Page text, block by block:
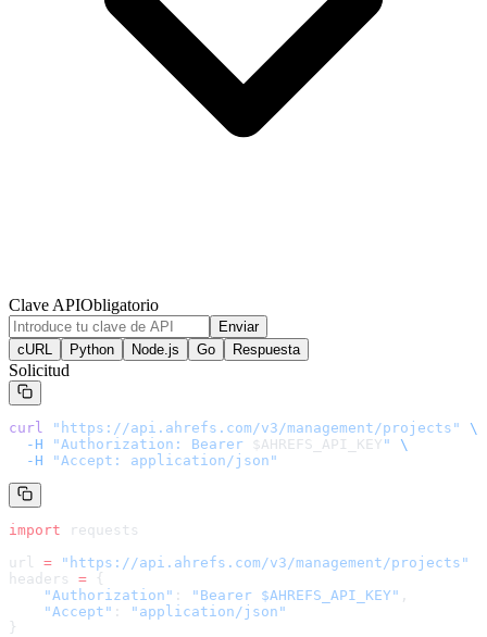
Clave APIObligatorio
Enviar
cURL
Python Node.js Go Respuesta
Solicitud
curl " https://api.ahrefs.com/v3/management/projects "
\
  -H
"Authorization: Bearer $AHREFS_API_KEY "
\
  -H
"Accept: application/json"
import requests
url = " https://api.ahrefs.com/v3/management/projects "
headers = {
    "Authorization"
: "Bearer $AHREFS_API_KEY" ,
    "Accept"
:
"application/json"
}